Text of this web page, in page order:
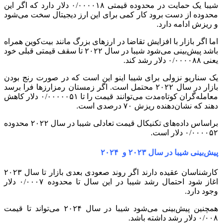
شیبا یک حمایت در محدوده قیمتی ۰/۰۰۰۰۱۸ دلار دارد که اگر این
محدوده از دست برود کار کمی برای این ارز دیجیتال سخت می‌شود
و ریزش ادامه دارد.
اما اگر بازار با افزایش تقاضا در ارزهای بزرگ مانند بیت‌کوین همراه
باشد پیش‌بینی می‌شود شیبا در سال ۲۰۲۲ تا سقف قیمتی قبلی خود
یعنی ۰/۰۰۰۰۸۸ دلار رشد کند.
یک سناریو نزولی برای شیبا اینو این است که در صورت رنج بودن
بازار در سال ۲۰۲۲ محتمل است. اگر زمستان رمزارزها فرا برسد
معامله‌گران کوتاه‌مدت می‌توانند قیمت را تا ۰/۰۰۰۰۰۵۱ دلار کاهش
دهند که نشان‌دهنده ریزش ۷۰ درصدی است.
براساس داده‌های تکنیکال قیمت تعادلی شیبا در سال ۲۰۲۲ محدوده
۰/۰۰۰۰۵۲ دلار است.
پیش‌بینی شیبا در سال ۲۰۲۳ و ۲۰۲۴
کارشناسان عقیده دارند اگر روند صعودی بعدی بازار تا سال ۲۰۲۳
اغاز شود احتمال رشد شیبا در این سال تا محدوده ۰/۰۰۰۷ دلار
وجود دارد.
همچنین پیش‌بینی می‌شود شیبا در سال ۲۰۲۴ می‌تواند تا قیمت
۰/۰۰۸ دلار رشد داشته باشد.